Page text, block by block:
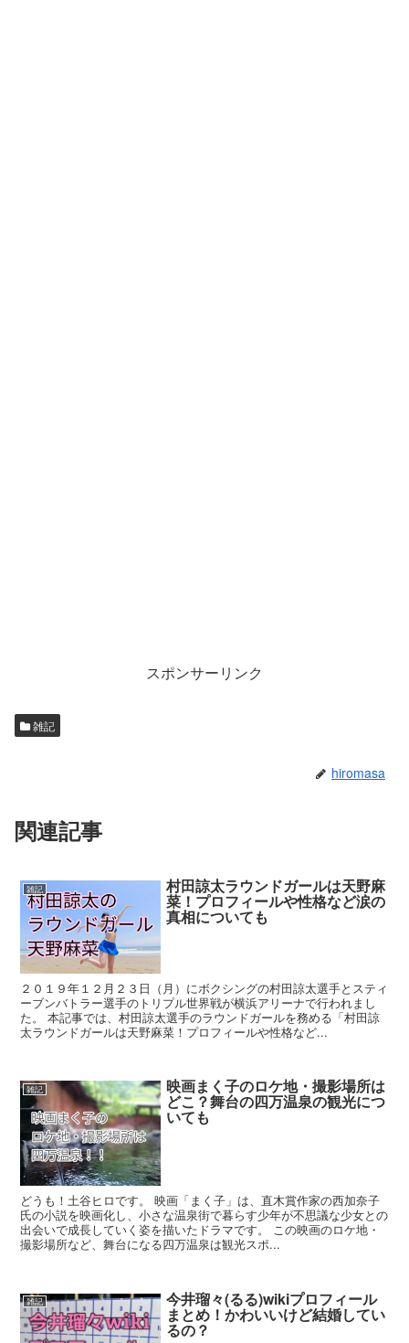
スポンサーリンク
雑記
hiromasa
関連記事
雑記 村田諒太ラウンドガールは天野麻
菜！プロフィールや性格など涙の
真相についても
２０１９年１２月２３日（月）にボクシングの村田諒太選手とスティ
ーブンバトラー選手のトリプル世界戦が横浜アリーナで行われまし
た。 本記事では、村田諒太選手のラウンドガールを務める「村田諒
太ラウンドガールは天野麻菜！プロフィールや性格など...
雑記 映画まく子のロケ地・撮影場所は
どこ？舞台の四万温泉の観光につ
いても
どうも！土谷ヒロです。 映画「まく子」は、直木賞作家の西加奈子
氏の小説を映画化し、小さな温泉街で暮らす少年が不思議な少女との
出会いで成長していく姿を描いたドラマです。 この映画のロケ地・
撮影場所など、舞台になる四万温泉は観光スポ...
雑記 今井瑠々(るる)wikiプロフィール
まとめ！かわいいけど結婚してい
るの？